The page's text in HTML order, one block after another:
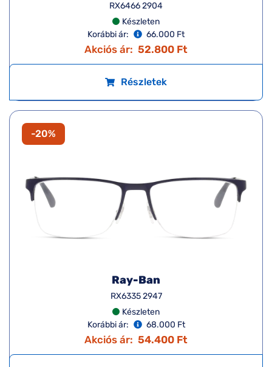
RX6466 2904
Készleten
Korábbi ár:
66.000 Ft
Akciós ár: 52.800 Ft
Részletek
-20%
Ray-Ban
RX6335 2947
Készleten
Korábbi ár:
68.000 Ft
Akciós ár: 54.400 Ft